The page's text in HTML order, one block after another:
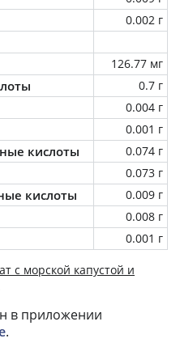
0.002 г
126.77 мг
0.7 г
0.004 г
0.001 г
кислоты
0.074 г
0.073 г
кислоты
0.009 г
0.008 г
0.001 г
с морской капустой и
в приложении
.